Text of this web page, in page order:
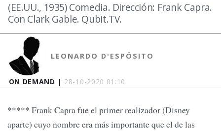
ON DEMAND | 28-10-2020 01:10
(EE.UU., 1935) Comedia. Dirección: Frank Capra.
Con Clark Gable. Qubit.TV.
LEONARDO D'ESPÓSITO
***** Frank Capra fue el primer realizador (Disney
aparte) cuyo nombre era más importante que el de las